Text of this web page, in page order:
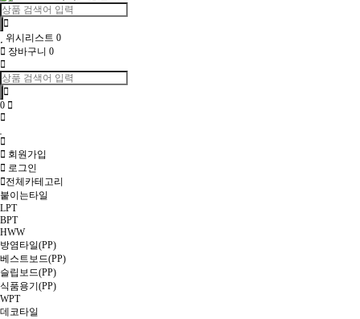
위시리스트 0
장바구니 0
0
회원가입
로그인
전체카테고리
붙이는타일
LPT
BPT
HWW
방염타일(PP)
베스트보드(PP)
슬립보드(PP)
식품용기(PP)
WPT
데코타일